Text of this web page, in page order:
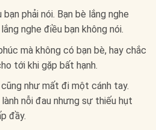
phải nói. Bạn bè lắng nghe
nghe điều bạn không nói.
mà không có bạn bè, hay chắc
tới khi gặp bất hạnh.
như mất đi một cánh tay.
nỗi đau nhưng sự thiếu hụt
đầy.